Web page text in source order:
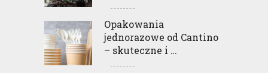
Opakowania
jednorazowe od Cantino
– skuteczne i …